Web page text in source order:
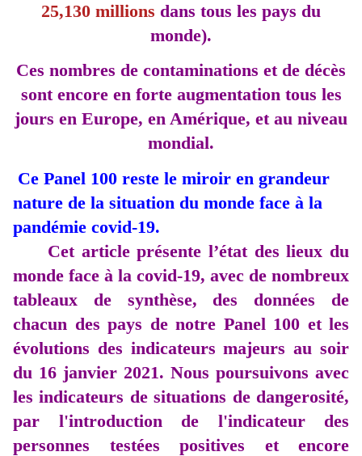
25,130 millions dans tous les pays du
monde).
Ces nombres de contaminations et de décès
sont encore en forte augmentation tous les
jours en Europe, en Amérique, et au niveau
mondial.
Ce Panel 100 reste le miroir en grandeur
nature de la situation du monde face à la
pandémie covid-19.
Cet article présente l’état des lieux du
monde face à la covid-19, avec de nombreux
tableaux de synthèse, des données de
chacun des pays de notre Panel 100 et les
évolutions des indicateurs majeurs au soir
du 16 janvier 2021. Nous poursuivons avec
les indicateurs de situations de dangerosité,
par l'introduction de l'indicateur des
personnes testées positives et encore